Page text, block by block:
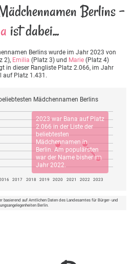
Berlins -
ist dabei...
Berlins wurde im Jahr 2023 von
2), Emilia (Platz 3) und Marie (Platz 4)
in dieser Rangliste Platz 2.066, im Jahr
auf Platz 1.431.
Mädchennamen Berlins
2023 war Bana auf Platz
2.066 in der Liste der
beliebtesten
Mädchennamen in
Berlin. Am populärsten
war der Name bisher im
Jahr 2022.
2017 2018 2019 2020 2021 2022 2023
basierend auf Amtlichen Daten des Landesamtes für Bürger- und
Berlin.